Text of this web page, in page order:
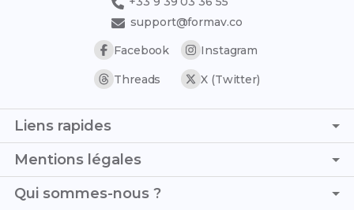
support@formav.co
Facebook
Instagram
Threads X (Twitter)
Liens rapides
Page d'accueil
Simulateur de notes
Trouver son stage
Mentions légales
C.G.V. - C.G.U.
Qui sommes-nous ?